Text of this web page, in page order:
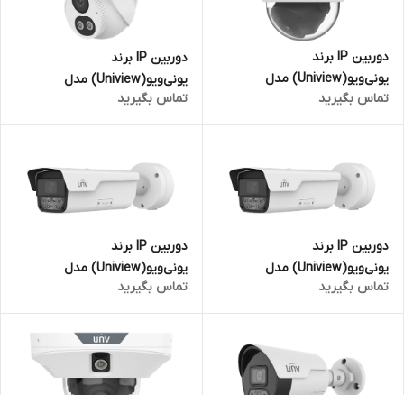
دوربین IP برند
یونی‌ویو(Uniview) مدل
مگاپیکسل
تماس بگیرید
دوربین IP برند
یونی‌ویو(Uniview) مدل
مگاپیکسل
تماس بگیرید
دوربین IP برند
یونی‌ویو(Uniview) مدل
مگاپیکسل
تماس بگیرید
دوربین IP برند
یونی‌ویو(Uniview) مدل
مگاپیکسل
تماس بگیرید